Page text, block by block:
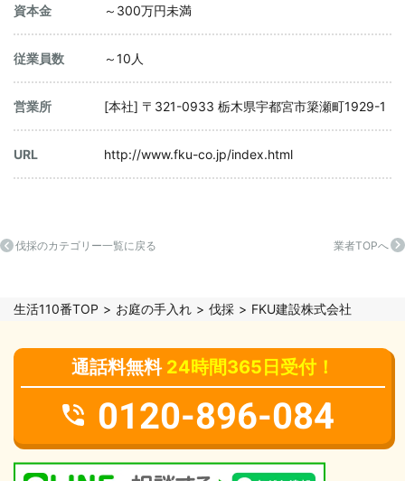
資本金 ～300万円未満
従業員数 ～10人
営業所 [本社] 〒321-0933 栃木県宇都宮市簗瀬町1929-1
URL http://www.fku-co.jp/index.html
伐採のカテゴリー一覧に戻る 業者TOPへ
生活110番TOP お庭の手入れ 伐採 FKU建設株式会社
通話料無料 24時間365日受付！
0120-896-084